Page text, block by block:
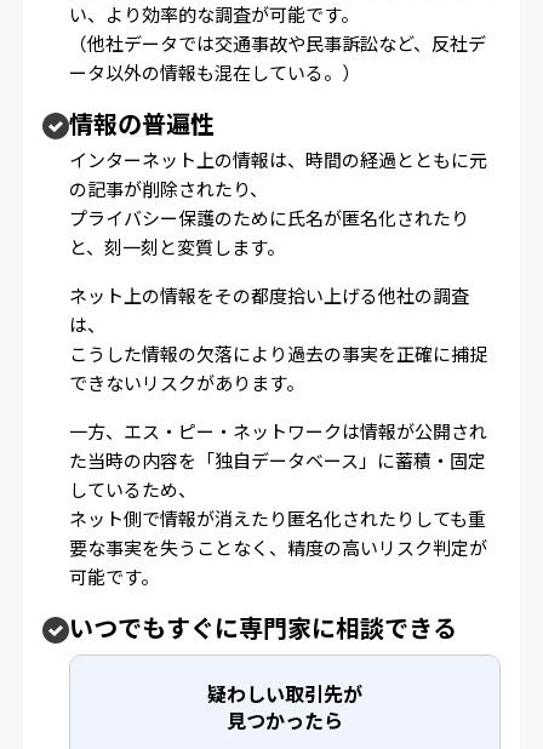
い、より効率的な調査が可能です。
（他社データでは交通事故や民事訴訟など、反社デ
ータ以外の情報も混在している。）
情報の普遍性
インターネット上の情報は、時間の経過とともに元
の記事が削除されたり、
プライバシー保護のために氏名が匿名化されたり
と、刻一刻と変質します。
ネット上の情報をその都度拾い上げる他社の調査
は、
こうした情報の欠落により過去の事実を正確に捕捉
できないリスクがあります。
一方、エス・ピー・ネットワークは情報が公開され
た当時の内容を「独自データベース」に蓄積・固定
しているため、
ネット側で情報が消えたり匿名化されたりしても重
要な事実を失うことなく、精度の高いリスク判定が
可能です。
いつでもすぐに専門家に相談できる
疑わしい取引先が
見つかったら